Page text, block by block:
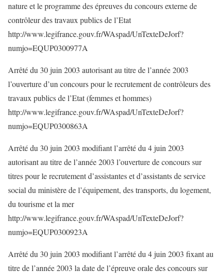
nature et le programme des épreuves du concours externe de
contrôleur des travaux publics de l’Etat
http://www.legifrance.gouv.fr/WAspad/UnTexteDeJorf?
numjo=EQUP0300977A
Arrêté du 30 juin 2003 autorisant au titre de l’année 2003
l’ouverture d’un concours pour le recrutement de contrôleurs des
travaux publics de l’Etat (femmes et hommes)
http://www.legifrance.gouv.fr/WAspad/UnTexteDeJorf?
numjo=EQUP0300863A
Arrêté du 30 juin 2003 modifiant l’arrêté du 4 juin 2003
autorisant au titre de l’année 2003 l’ouverture de concours sur
titres pour le recrutement d’assistantes et d’assistants de service
social du ministère de l’équipement, des transports, du logement,
du tourisme et la mer
http://www.legifrance.gouv.fr/WAspad/UnTexteDeJorf?
numjo=EQUP0300923A
Arrêté du 30 juin 2003 modifiant l’arrêté du 4 juin 2003 fixant au
titre de l’année 2003 la date de l’épreuve orale des concours sur